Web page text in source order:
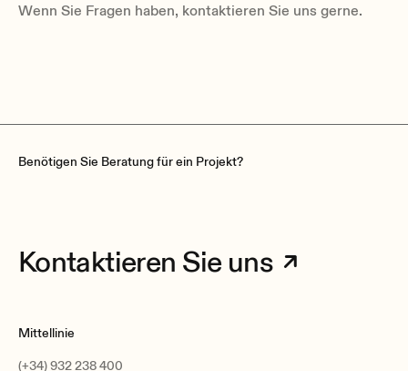
Wenn Sie Fragen haben, kontaktieren Sie uns gerne.
Benötigen Sie Beratung für ein Projekt?
Kontaktieren Sie uns
Mittellinie
(+34) 932 238 400